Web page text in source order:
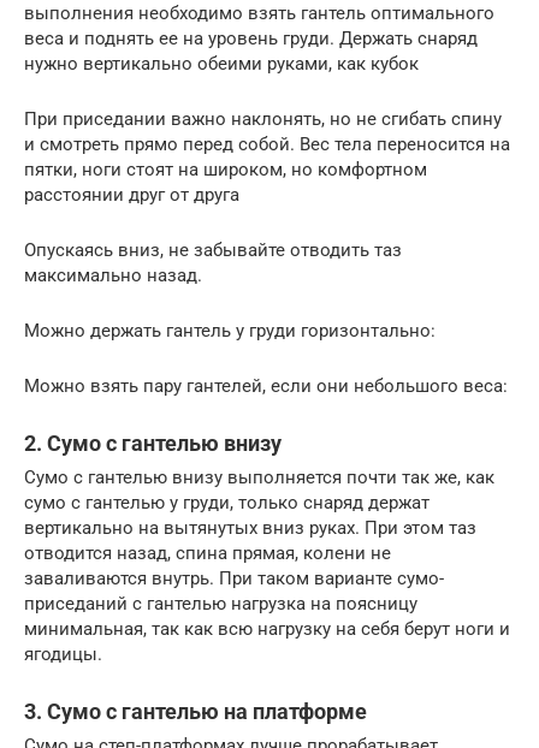
выполнения необходимо взять гантель оптимального
веса и поднять ее на уровень груди. Держать снаряд
нужно вертикально обеими руками, как кубок
При приседании важно наклонять, но не сгибать спину
и смотреть прямо перед собой. Вес тела переносится на
пятки, ноги стоят на широком, но комфортном
расстоянии друг от друга
Опускаясь вниз, не забывайте отводить таз
максимально назад.
Можно держать гантель у груди горизонтально:
Можно взять пару гантелей, если они небольшого веса:
2. Сумо с гантелью внизу
Сумо с гантелью внизу выполняется почти так же, как
сумо с гантелью у груди, только снаряд держат
вертикально на вытянутых вниз руках. При этом таз
отводится назад, спина прямая, колени не
заваливаются внутрь. При таком варианте сумо-
приседаний с гантелью нагрузка на поясницу
минимальная, так как всю нагрузку на себя берут ноги и
ягодицы.
3. Сумо с гантелью на платформе